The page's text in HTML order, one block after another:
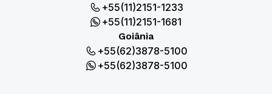
+55(11)2151-1233
+55(11)2151-1681
Goiânia
+55(62)3878-5100
+55(62)3878-5100